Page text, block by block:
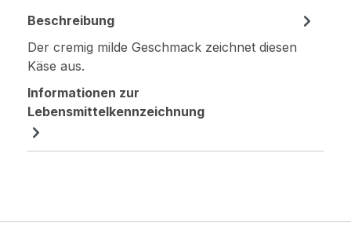
Beschreibung
Der cremig milde Geschmack zeichnet diesen
Käse aus.
Informationen zur
Lebensmittelkennzeichnung